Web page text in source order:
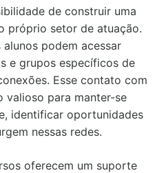
de construir uma
próprio setor de atuação.
podem acessar
e grupos específicos de
Esse contato com
valioso para manter-se
identificar oportunidades
nessas redes.
oferecem um suporte